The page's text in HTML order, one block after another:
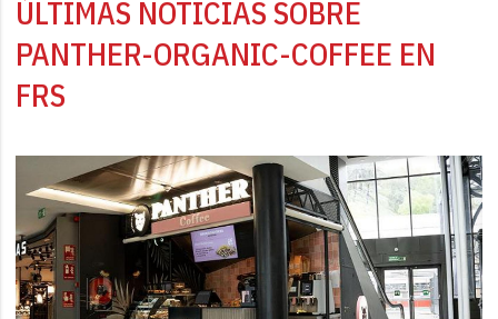
ÚLTIMAS NOTICIAS SOBRE
PANTHER-ORGANIC-COFFEE EN
FRS